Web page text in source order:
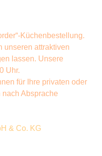
Küchenbestellung.
unseren attraktiven
lassen. Unsere
Uhr.
für Ihre privaten oder
Absprache
& Co. KG